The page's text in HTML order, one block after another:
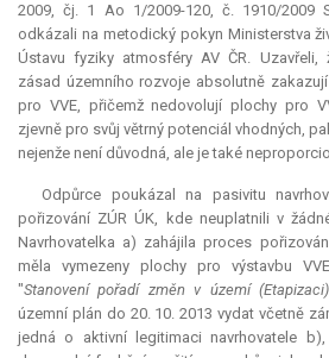
2009, čj. 1 Ao 1/2009-120, č. 1910/2009
odkázali na metodický pokyn Ministerstva
Ústavu fyziky atmosféry AV ČR.
zásad územního rozvoje absolutně
pro VVE, přičemž nedovolují plochy pro
zjevně pro svůj větrný potenciál vhodných,
nejenže není důvodná, ale je také
Odpůrce poukázal na pasivitu
pořizování ZÚR ÚK, kde neuplatnili v
Navrhovatelka a) zahájila proces
měla vymezeny plochy pro výstavbu
"Stanovení pořadí změn v území (Etapizaci)
územní plán do 20. 10. 2013 vydat včetně
jedná o aktivní legitimaci navrhovatele